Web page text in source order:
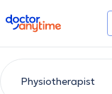
doctoranytime